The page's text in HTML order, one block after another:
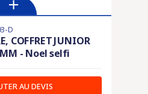
D
COFFRET JUNIOR
MM - Noel selfi
AU DEVIS